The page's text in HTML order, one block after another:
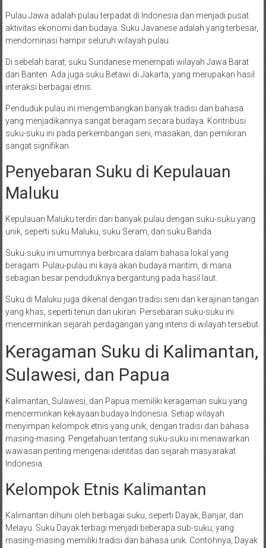
Pulau Jawa adalah pulau terpadat di Indonesia dan menjadi pusat
aktivitas ekonomi dan budaya. Suku Javanese adalah yang terbesar,
mendominasi hampir seluruh wilayah pulau.
Di sebelah barat, suku Sundanese menempati wilayah Jawa Barat
dan Banten. Ada juga suku Betawi di Jakarta, yang merupakan hasil
interaksi berbagai etnis.
Penduduk pulau ini mengembangkan banyak tradisi dan bahasa
yang menjadikannya sangat beragam secara budaya. Kontribusi
suku-suku ini pada perkembangan seni, masakan, dan pemikiran
sangat signifikan.
Penyebaran Suku di Kepulauan
Maluku
Kepulauan Maluku terdiri dari banyak pulau dengan suku-suku yang
unik, seperti suku Maluku, suku Seram, dan suku Banda.
Suku-suku ini umumnya berbicara dalam bahasa lokal yang
beragam. Pulau-pulau ini kaya akan budaya maritim, di mana
sebagian besar penduduknya bergantung pada hasil laut.
Suku di Maluku juga dikenal dengan tradisi seni dan kerajinan tangan
yang khas, seperti tenun dan ukiran. Persebaran suku-suku ini
mencerminkan sejarah perdagangan yang intens di wilayah tersebut.
Keragaman Suku di Kalimantan,
Sulawesi, dan Papua
Kalimantan, Sulawesi, dan Papua memiliki keragaman suku yang
mencerminkan kekayaan budaya Indonesia. Setiap wilayah
menyimpan kelompok etnis yang unik, dengan tradisi dan bahasa
masing-masing. Pengetahuan tentang suku-suku ini menawarkan
wawasan penting mengenai identitas dan sejarah masyarakat
Indonesia.
Kelompok Etnis Kalimantan
Kalimantan dihuni oleh berbagai suku, seperti Dayak, Banjar, dan
Melayu. Suku Dayak terbagi menjadi beberapa sub-suku, yang
masing-masing memiliki tradisi dan bahasa unik. Contohnya, Dayak